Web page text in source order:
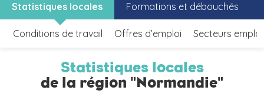
Statistiques locales Formations et débouchés
Conditions de travail Offres d’emploi Secteurs
Statistiques locales
de la région "Normandie"